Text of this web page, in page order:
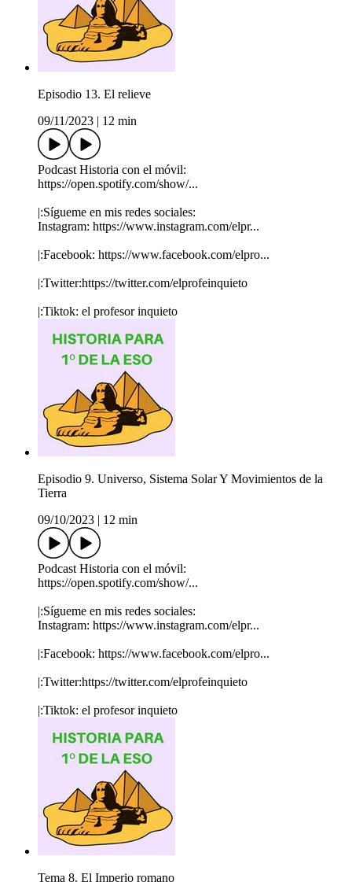
Episodio 13. El relieve
09/11/2023
12 min
Podcast Historia con el móvil:
https://open.spotify.com/show/...
|:Sígueme en mis redes sociales:
Instagram: https://www.instagram.com/elpr...
|:Facebook: https://www.facebook.com/elpro...
|:Twitter:https://twitter.com/elprofeinquieto
|:Tiktok: el profesor inquieto
Episodio 9. Universo, Sistema Solar Y Movimientos de la
Tierra
09/10/2023
12 min
Podcast Historia con el móvil:
https://open.spotify.com/show/...
|:Sígueme en mis redes sociales:
Instagram: https://www.instagram.com/elpr...
|:Facebook: https://www.facebook.com/elpro...
|:Twitter:https://twitter.com/elprofeinquieto
|:Tiktok: el profesor inquieto
Tema 8. El Imperio romano